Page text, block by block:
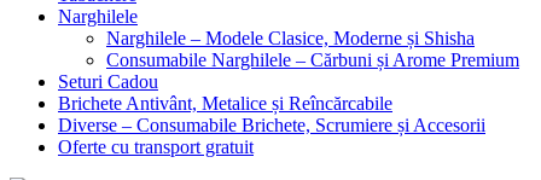
Narghilele
Narghilele – Modele Clasice, Moderne și Shisha
Consumabile Narghilele – Cărbuni și Arome Premium
Seturi Cadou
Brichete Antivânt, Metalice și Reîncărcabile
Diverse – Consumabile Brichete, Scrumiere și Accesorii
Oferte cu transport gratuit